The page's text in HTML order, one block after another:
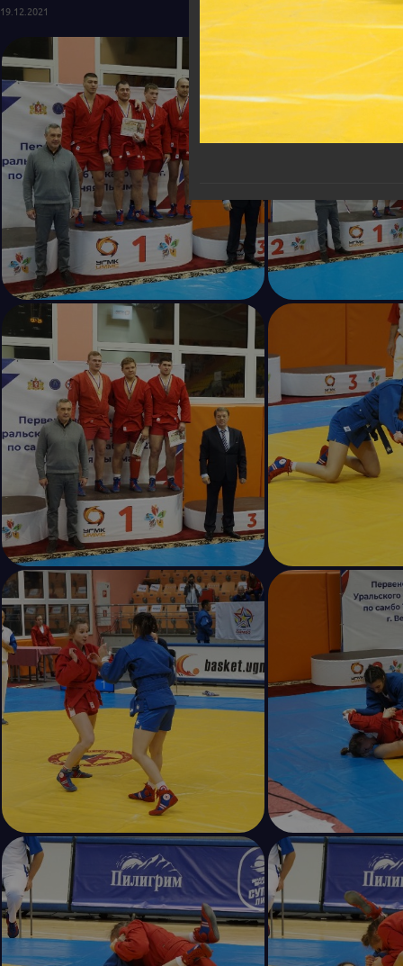
19.12.2021